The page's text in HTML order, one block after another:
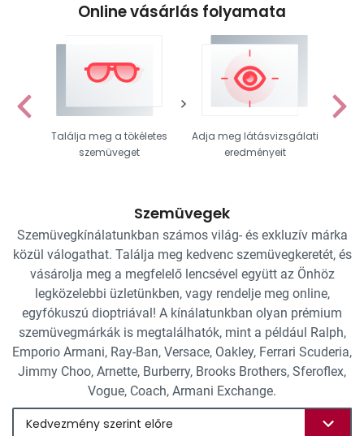
Online vásárlás folyamata
Találja meg a tökéletes
szemüveget
Adja meg látásvizsgálati
eredményeit
Szemüvegek
Szemüvegkínálatunkban számos világ- és exkluzív márka
közül válogathat. Találja meg kedvenc szemüvegkeretét, és
vásárolja meg a megfelelő lencsével együtt az Önhöz
legközelebbi üzletünkben, vagy rendelje meg online,
egyfókuszú dioptriával! A kínálatunkban olyan prémium
szemüvegmárkák is megtalálhatók, mint a például Ralph,
Emporio Armani, Ray-Ban, Versace, Oakley, Ferrari Scuderia,
Jimmy Choo, Arnette, Burberry, Brooks Brothers, Sferoflex,
Vogue, Coach, Armani Exchange.